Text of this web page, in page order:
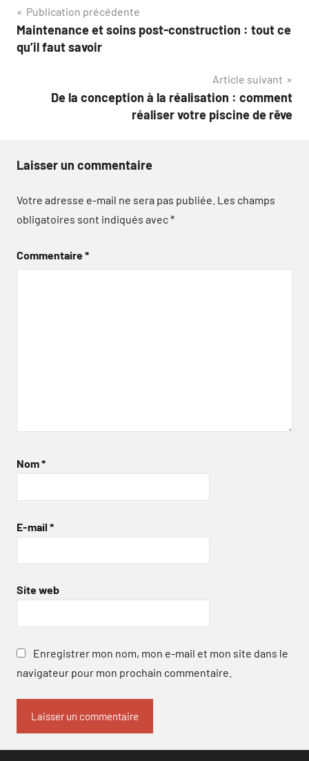
Navigation
de
Publication précédente
Maintenance et soins post-construction : tout ce
qu’il faut savoir
Article suivant
De la conception à la réalisation : comment
réaliser votre piscine de rêve
Laisser un commentaire
Votre adresse e-mail ne sera pas publiée. Les champs
obligatoires sont indiqués avec*
Commentaire*
Nom*
E-mail *
Site web
Enregistrer mon nom, mon e-mail et mon site dans le
navigateur pour mon prochain commentaire.